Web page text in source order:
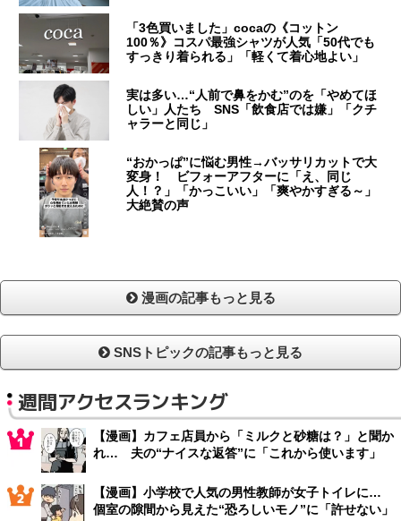
「3色買いました」cocaの《コットン
100％》コスパ最強シャツが人気「50代でも
すっきり着られる」「軽くて着心地よい」
実は多い…“人前で鼻をかむ”のを「やめてほ
しい」人たち SNS「飲食店では嫌」「クチ
ャラーと同じ」
“おかっぱ”に悩む男性→バッサリカットで大
変身！ ビフォーアフターに「え、同じ
人！？」「かっこいい」「爽やかすぎる～」
大絶賛の声
漫画の記事もっと見る
SNSトピックの記事もっと見る
週間アクセスランキング
【漫画】カフェ店員から「ミルクと砂糖は？」と聞か
れ… 夫の“ナイスな返答”に「これから使います」
【漫画】小学校で人気の男性教師が女子トイレに…
個室の隙間から見えた“恐ろしいモノ”に「許せない」